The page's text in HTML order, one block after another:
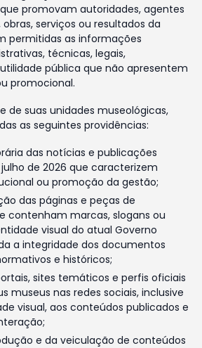
promovam autoridades, agentes
serviços ou resultados da
permitidas as informações
técnicas, legais,
pública que não apresentem
promocional.
de suas unidades museológicas,
as seguintes providências:
das notícias e publicações
de 2026 que caracterizem
ou promoção da gestão;
das páginas e peças de
contenham marcas, slogans ou
visual do atual Governo
a integridade dos documentos
e históricos;
sites temáticos e perfis oficiais
museus nas redes sociais, inclusive
visual, aos conteúdos publicados e
e da veiculação de conteúdos